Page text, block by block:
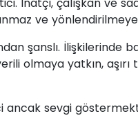
ve yönlendirilmeye
şanslı. İlişkilerinde
olmaya yatkın, aşırı
ancak sevgi